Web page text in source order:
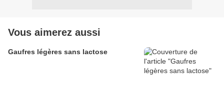
Vous aimerez aussi
Gaufres légères sans lactose